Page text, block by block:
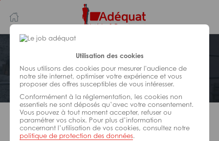
Utilisation des cookies
Nous utilisons des cookies pour mesurer l'audience de
notre site internet, optimiser votre expérience et vous
proposer des offres susceptibles de vous intéresser.
Conformément à la réglementation, les cookies non
essentiels ne sont déposés qu’avec votre consentement.
Vous pouvez à tout moment accepter, refuser ou
paramétrer vos choix. Pour plus d’information
concernant l’utilisation de vos cookies, consultez notre
politique de protection des données.
au
contenu
principal
navigation
Ma candidature
Couvreur H/F
Tu es à 30 secondes de décrocher le job
Adéquat,